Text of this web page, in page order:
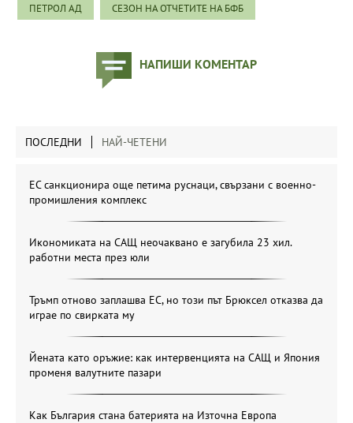
ПЕТРОЛ АД СЕЗОН НА ОТЧЕТИТЕ НА БФБ
НАПИШИ КОМЕНТАР
ПОСЛЕДНИ НАЙ-ЧЕТЕНИ
ЕС санкционира още петима руснаци, свързани с военно-
промишления комплекс
Икономиката на САЩ неочаквано е загубила 23 хил.
работни места през юли
Тръмп отново заплашва ЕС, но този път Брюксел отказва да
играе по свирката му
Йената като оръжие: как интервенцията на САЩ и Япония
променя валутните пазари
Как България стана батерията на Източна Европа